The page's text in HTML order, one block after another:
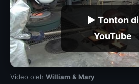
▶ Tonton di
YouTube
Video oleh William & Mary